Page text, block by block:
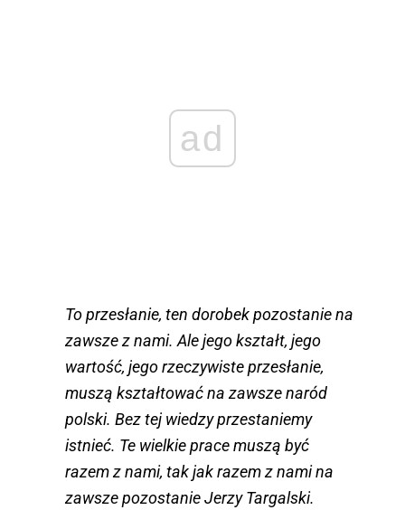
ad
To przesłanie, ten dorobek pozostanie na
zawsze z nami. Ale jego kształt, jego
wartość, jego rzeczywiste przesłanie,
muszą kształtować na zawsze naród
polski. Bez tej wiedzy przestaniemy
istnieć. Te wielkie prace muszą być
razem z nami, tak jak razem z nami na
zawsze pozostanie Jerzy Targalski.